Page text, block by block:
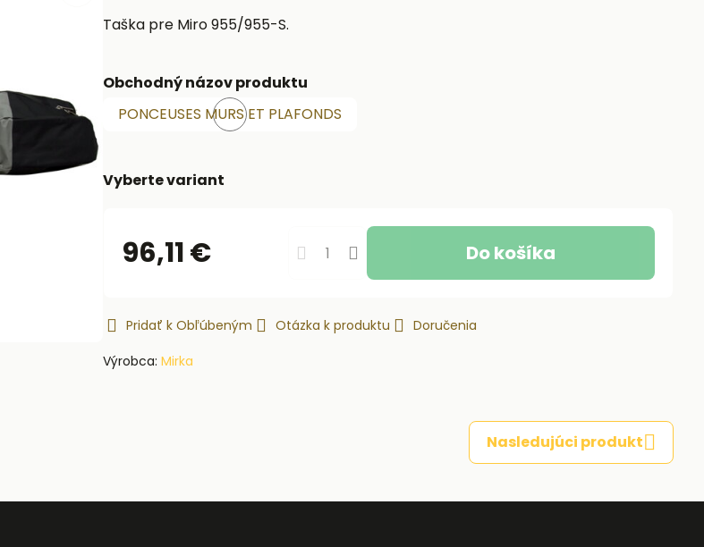
Taška pre Miro 955/955-S.
Obchodný názov produktu
PONCEUSES MURS ET PLAFONDS
Vyberte variant
96,11 € Do košíka
Pridať k Obľúbeným Otázka k produktu
Doručenia
Výrobca: Mirka
Nasledujúci produkt